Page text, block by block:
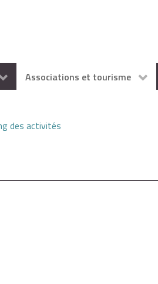
Associations et tourisme
des activités